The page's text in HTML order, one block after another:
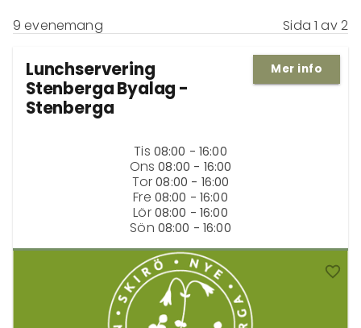
9 evenemang Sida 1 av 2
Mer info
Lunchservering
Stenberga Byalag -
Stenberga
Tis 08:00 - 16:00
Ons 08:00 - 16:00
Tor 08:00 - 16:00
Fre 08:00 - 16:00
Lör 08:00 - 16:00
Sön 08:00 - 16:00